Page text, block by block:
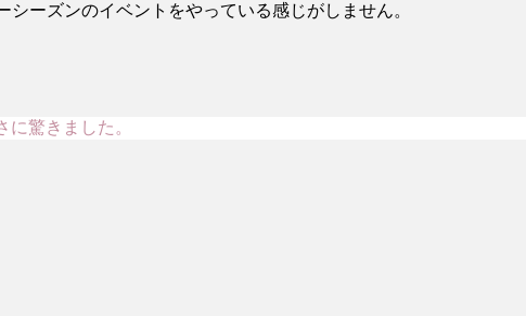
ーズンのイベントをやっている感じがしません。
驚きました。